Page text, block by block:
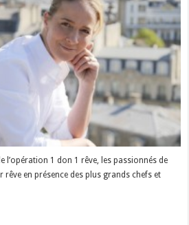
l’opération 1 don 1 rêve, les passionnés de
en présence des plus grands chefs et